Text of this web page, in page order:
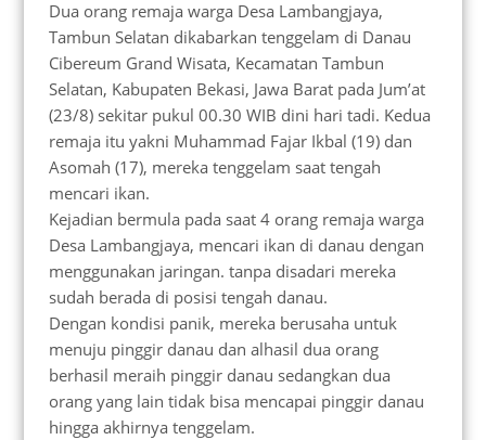
Dua orang remaja warga Desa Lambangjaya,
Tambun Selatan dikabarkan tenggelam di Danau
Cibereum Grand Wisata, Kecamatan Tambun
Selatan, Kabupaten Bekasi, Jawa Barat pada Jum’at
(23/8) sekitar pukul 00.30 WIB dini hari tadi. Kedua
remaja itu yakni Muhammad Fajar Ikbal (19) dan
Asomah (17), mereka tenggelam saat tengah
mencari ikan.
Kejadian bermula pada saat 4 orang remaja warga
Desa Lambangjaya, mencari ikan di danau dengan
menggunakan jaringan. tanpa disadari mereka
sudah berada di posisi tengah danau.
Dengan kondisi panik, mereka berusaha untuk
menuju pinggir danau dan alhasil dua orang
berhasil meraih pinggir danau sedangkan dua
orang yang lain tidak bisa mencapai pinggir danau
hingga akhirnya tenggelam.